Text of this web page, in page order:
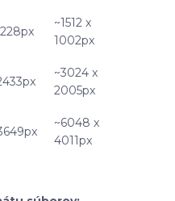
~1512 x
1002px
~3024 x
2005px
~6048 x
4011px